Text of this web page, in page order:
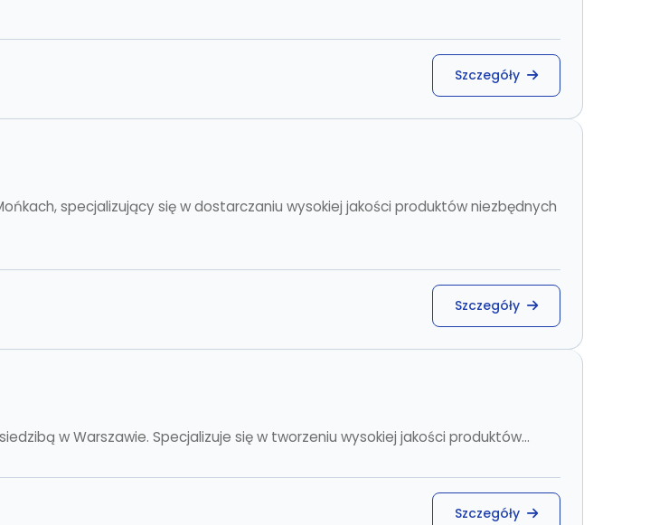
Szczegóły
specjalizujący się w dostarczaniu wysokiej jakości produktów niezbędnych
Szczegóły
w Warszawie. Specjalizuje się w tworzeniu wysokiej jakości produktów...
Szczegóły